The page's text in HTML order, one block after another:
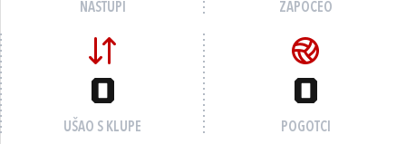
NASTUPI ZAPOČEO
0
UŠAO S KLUPE
0
POGOTCI